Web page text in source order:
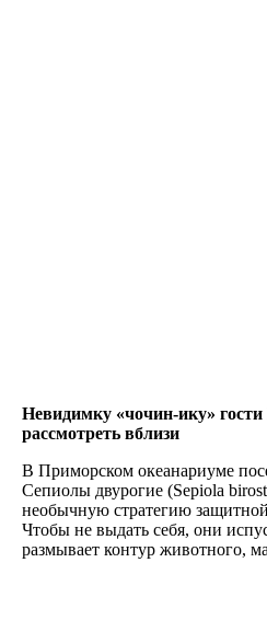
Невидимку «чочин-ику»
рассмотреть вблизи
В Приморском океанариуме
Сепиолы двурогие (Sepiola
необычную стратегию
Чтобы не выдать себя, они
размывает контур животного,